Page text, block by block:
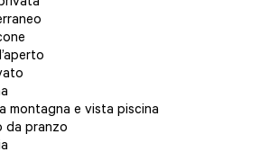
montagna e vista piscina
da pranzo